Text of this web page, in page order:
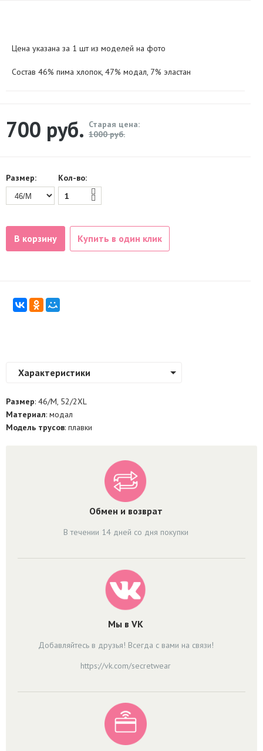
Цена указана за 1 шт из моделей на фото
Состав 46% пима хлопок, 47% модал, 7% эластан
700 руб. Старая цена:
1000 руб.
Размер: Кол-во:
В корзину Купить в один клик
Обмен и возврат
В течении 14 дней со дня покупки
Мы в VK
Добавляйтесь в друзья! Всегда с вами на связи!
https://vk.com/secretwear
Характеристики
Размер: 46/M, 52/2XL
Материал: модал
Модель трусов: плавки